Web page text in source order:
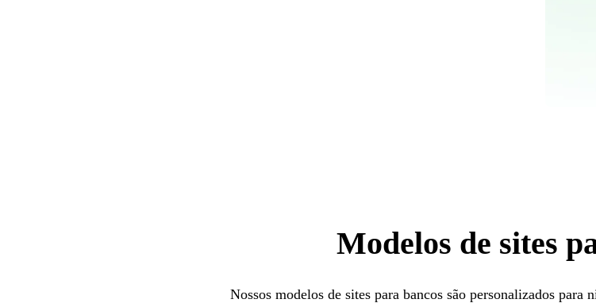
Modelos de sites
Nossos modelos de sites para bancos são personalizados para